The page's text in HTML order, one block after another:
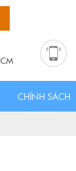
CHÍNH SÁCH